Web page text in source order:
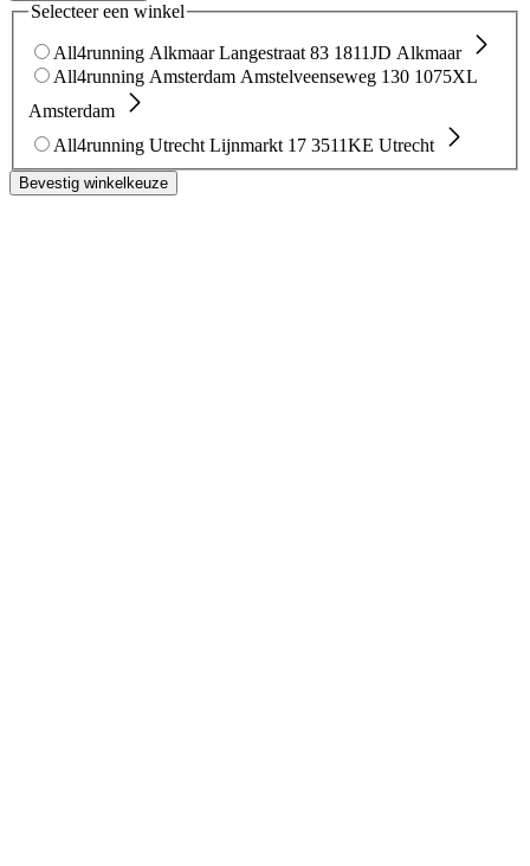
Selecteer een winkel
All4running Alkmaar Langestraat 83 1811JD Alkmaar
All4running Amsterdam Amstelveenseweg 130 1075XL
Amsterdam
All4running Utrecht Lijnmarkt 17 3511KE Utrecht
Bevestig winkelkeuze